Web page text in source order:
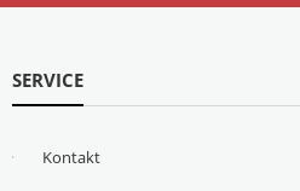
SERVICE
Kontakt